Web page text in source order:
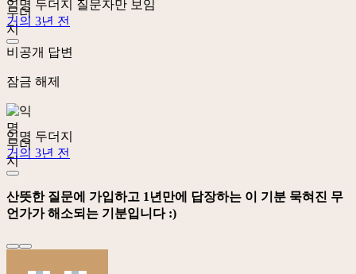
익명 두더지
질문자만 보임
거의 3년 전
비공개 답변
잠금 해제
익명 두더지
거의 3년 전
산뜻한 질문에 가입하고 1년만에 답장하는 이 기분 묵혀진 무
언가가 해소되는 기분입니다 :)